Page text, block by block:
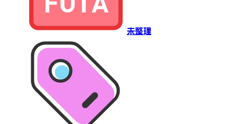
未整理